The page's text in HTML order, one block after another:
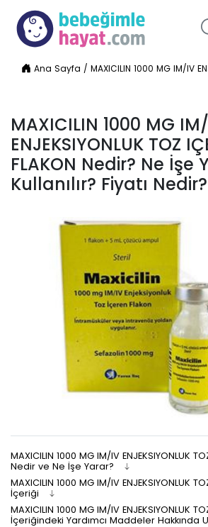
Ana Sayfa /MAXICILIN 1000 MG IM/IV
MAXICILIN 1000 MG
ENJEKSIYONLUK TOZ
FLAKON Nedir? Ne İşe
Kullanılır? Fiyatı Nedir?
MAXICILIN 1000 MG IM/IV ENJEKSIYONLUK
Nedir ve Ne İşe Yarar?
MAXICILIN 1000 MG IM/IV ENJEKSIYONLUK
İçeriği
MAXICILIN 1000 MG IM/IV ENJEKSIYONLUK
İçeriğindeki Yardımcı Maddeler Hakkında